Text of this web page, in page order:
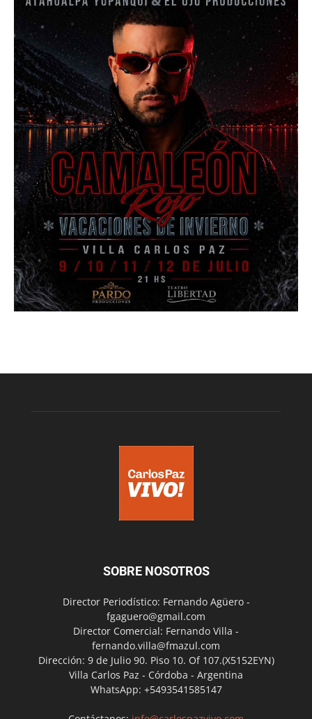
SOBRE NOSOTROS
Director Periodístico: Fernando Agüero -
fgaguero@gmail.com
Director Comercial: Fernando Villa -
fernando.villa@fmazul.com
Dirección: 9 de Julio 90. Piso 10. Of 107.(X5152EYN)
Villa Carlos Paz - Córdoba - Argentina
WhatsApp: +5493541585147